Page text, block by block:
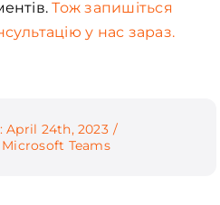
Тож запишіться
у нас зараз.
April 24th, 2023 /
Microsoft Teams